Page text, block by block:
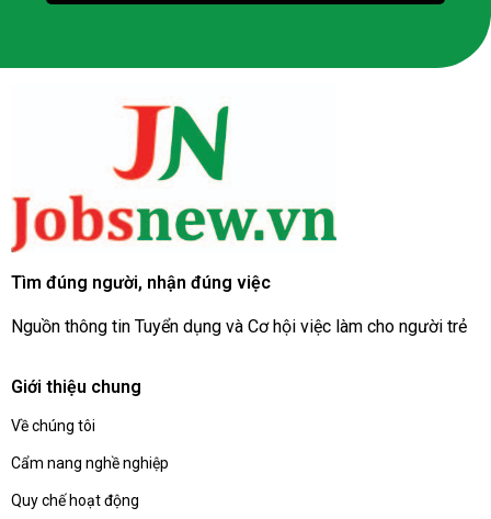
Tìm đúng người, nhận đúng việc
Nguồn thông tin Tuyển dụng và Cơ hội việc làm cho người trẻ
Giới thiệu chung
Về chúng tôi
Cẩm nang nghề nghiệp
Quy chế hoạt động